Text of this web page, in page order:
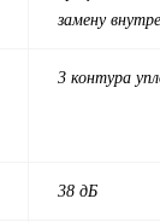
замену
3 контура
38 дБ